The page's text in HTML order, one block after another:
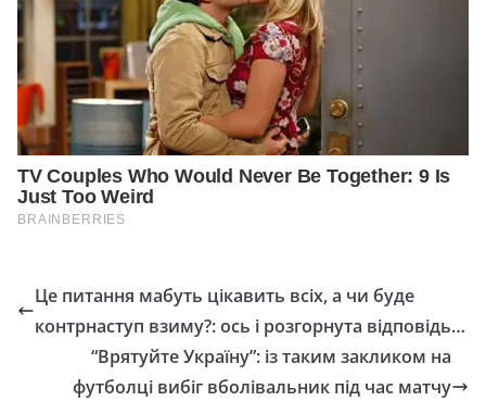
Це питання мабуть цікавить всіх, а чи буде
контрнаступ взиму?: ось і розгорнута відповідь…
“Врятуйте Україну”: із таким закликом на
футболці вибіг вболівальник під час матчу